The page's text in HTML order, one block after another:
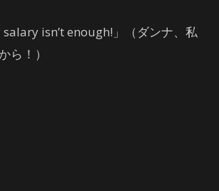
isn’t enough!」（ダンナ、私
ら！）